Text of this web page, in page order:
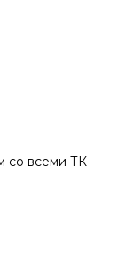
со всеми ТК